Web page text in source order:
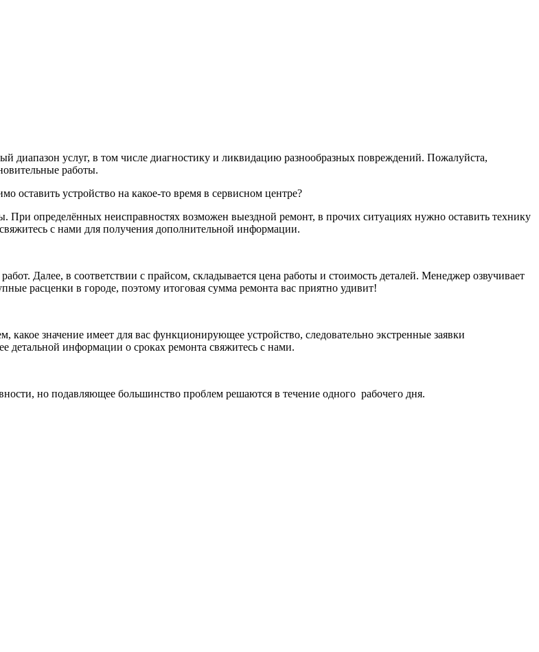
диапазон услуг, в том числе диагностику и ликвидацию разнообразных повреждений. Пожалуйста,
работы.
оставить устройство на какое-то время в сервисном центре?
При определённых неисправностях возможен выездной ремонт, в прочих ситуациях нужно оставить технику
с нами для получения дополнительной информации.
Далее, в соответствии с прайсом, складывается цена работы и стоимость деталей. Менеджер озвучивает
расценки в городе, поэтому итоговая сумма ремонта вас приятно удивит!
значение имеет для вас функционирующее устройство, следовательно экстренные заявки
детальной информации о сроках ремонта свяжитесь с нами.
но подавляющее большинство проблем решаются в течение одного рабочего дня.